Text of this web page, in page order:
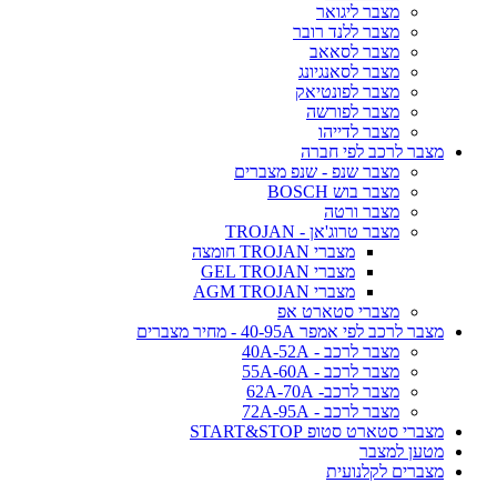
מצבר ליגואר
מצבר ללנד רובר
מצבר לסאאב
מצבר לסאנגיונג
מצבר לפונטיאק
מצבר לפורשה
מצבר לדייהו
מצבר לרכב לפי חברה
מצבר שנפ - שנפ מצברים
מצבר בוש BOSCH
מצבר ורטה
מצבר טרוג'אן - TROJAN
מצברי TROJAN חומצה
מצברי GEL TROJAN
מצברי AGM TROJAN
מצברי סטארט אפ
מצבר לרכב לפי אמפר 40-95A - מחיר מצברים
מצבר לרכב - 40A-52A
מצבר לרכב - 55A-60A
מצבר לרכב- 62A-70A
מצבר לרכב - 72A-95A
מצברי סטארט סטופ START&STOP
מטען למצבר
מצברים לקלנועית